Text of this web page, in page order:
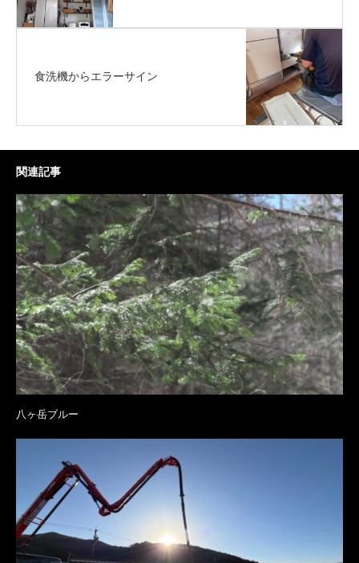
食洗機からエラーサイン
関連記事
八ヶ岳ブルー